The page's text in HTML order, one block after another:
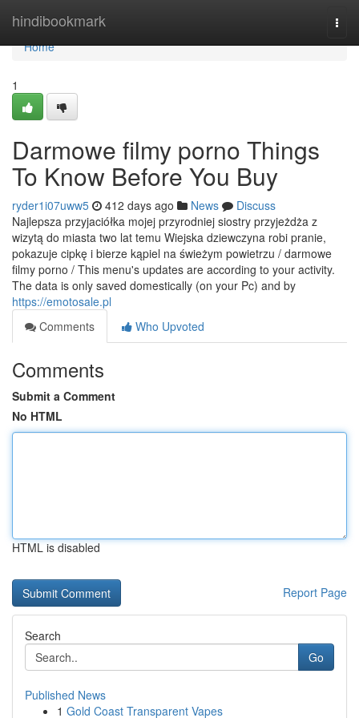
hindibookmark
Home
Home
1
Darmowe filmy porno Things
To Know Before You Buy
ryder1i07uww5 412 days ago News
Discuss
Najlepsza przyjaciółka mojej przyrodniej siostry przyjeżdża z
wizytą do miasta two lat temu Wiejska dziewczyna robi pranie,
pokazuje cipkę i bierze kąpiel na świeżym powietrzu / darmowe
filmy porno / This menu's updates are according to your activity.
The data is only saved domestically (on your Pc) and by
https://emotosale.pl
Comments
Who Upvoted
Comments
Submit a Comment
No HTML
HTML is disabled
Report Page
Search
Go
Published News
1 Gold Coast Transparent Vapes